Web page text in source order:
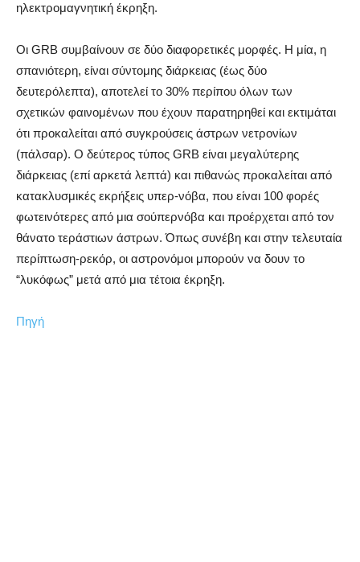
ηλεκτρομαγνητική έκρηξη.
Οι GRB συμβαίνουν σε δύο διαφορετικές μορφές. Η μία, η
σπανιότερη, είναι σύντομης διάρκειας (έως δύο
δευτερόλεπτα), αποτελεί το 30% περίπου όλων των
σχετικών φαινομένων που έχουν παρατηρηθεί και εκτιμάται
ότι προκαλείται από συγκρούσεις άστρων νετρονίων
(πάλσαρ). Ο δεύτερος τύπος GRB είναι μεγαλύτερης
διάρκειας (επί αρκετά λεπτά) και πιθανώς προκαλείται από
κατακλυσμικές εκρήξεις υπερ-νόβα, που είναι 100 φορές
φωτεινότερες από μια σούπερνόβα και προέρχεται από τον
θάνατο τεράστιων άστρων. Όπως συνέβη και στην τελευταία
περίπτωση-ρεκόρ, οι αστρονόμοι μπορούν να δουν το
“λυκόφως” μετά από μια τέτοια έκρηξη.
Πηγή